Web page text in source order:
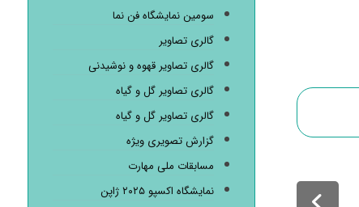
سومین نمایشگاه فن نما
گالری تصاویر
گالری تصاویر قهوه و نوشیدنی
گالری تصاویر گل و گیاه
گالری تصاویر گل و گیاه
گزارش تصویری ویژه
مسابقات ملی مهارت
نمایشگاه اکسپو ۲۰۲۵ ژاپن